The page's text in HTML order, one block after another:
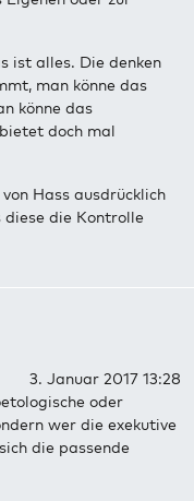
ist alles. Die denken
man könne das
könne das
doch mal
Hass ausdrücklich
diese die Kontrolle
3. Januar 2017 13:28
oder
wer die exekutive
die passende